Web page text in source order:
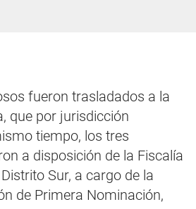
fueron trasladados a la
que por jurisdicción
tiempo, los tres
a disposición de la Fiscalía
Sur, a cargo de la
de Primera Nominación,